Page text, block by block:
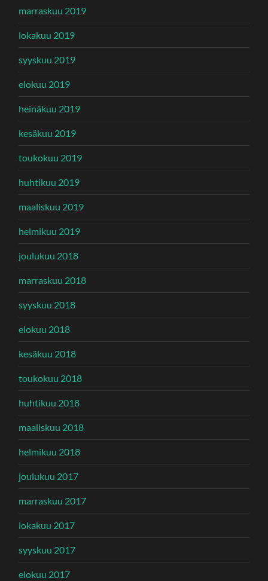
marraskuu 2019
lokakuu 2019
syyskuu 2019
elokuu 2019
heinäkuu 2019
kesäkuu 2019
toukokuu 2019
huhtikuu 2019
maaliskuu 2019
helmikuu 2019
joulukuu 2018
marraskuu 2018
syyskuu 2018
elokuu 2018
kesäkuu 2018
toukokuu 2018
huhtikuu 2018
maaliskuu 2018
helmikuu 2018
joulukuu 2017
marraskuu 2017
lokakuu 2017
syyskuu 2017
elokuu 2017